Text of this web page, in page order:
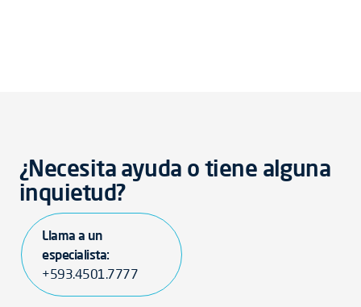
¿Necesita ayuda o tiene alguna
inquietud?
Llama a un
especialista:
+593.4501.7777